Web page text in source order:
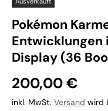
Pokémon
Entwicklungen
Display (36
200,00 €
inkl. MwSt. Versand wird